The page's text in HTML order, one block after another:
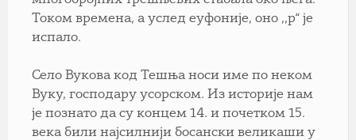
Током времена, а услед еуфоније, оно ,,р“ је
испало.
Село Вукова код Тешња носи име по неком
Вуку, господару усорском. Из историје нам
је познато да су концем 14. и почетком 15.
века били најсилнији босански великаши у